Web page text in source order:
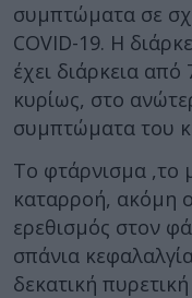
συμπτώματα σε
COVID-19. Η
έχει διάρκεια από
κυρίως, στο
συμπτώματα του
Το φτάρνισμα ,το
καταρροή, ακόμη
ερεθισμός στον
σπάνια
δεκατική